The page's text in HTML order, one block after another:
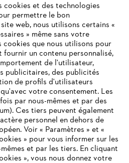
#STIHL
et des technologies
permettre le bon
web, nous utilisons certains «
» même sans votre
cookies que nous utilisons pour
un contenu personnalisé,
de l'utilisateur,
publicitaires, des publicités
de profils d'utilisateurs
votre consentement. Les
par nous-mêmes et par des
Ces tiers peuvent également
personnel en dehors de
Voir « Paramètres » et «
» pour vous informer sur les
et par les tiers. En cliquant
», vous nous donnez votre